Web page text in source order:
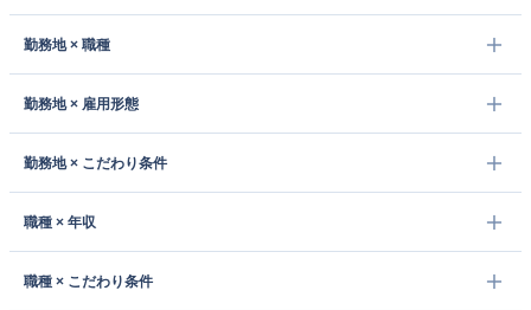
勤務地 × 職種
勤務地 × 雇用形態
勤務地 × こだわり条件
職種 × 年収
職種 × こだわり条件